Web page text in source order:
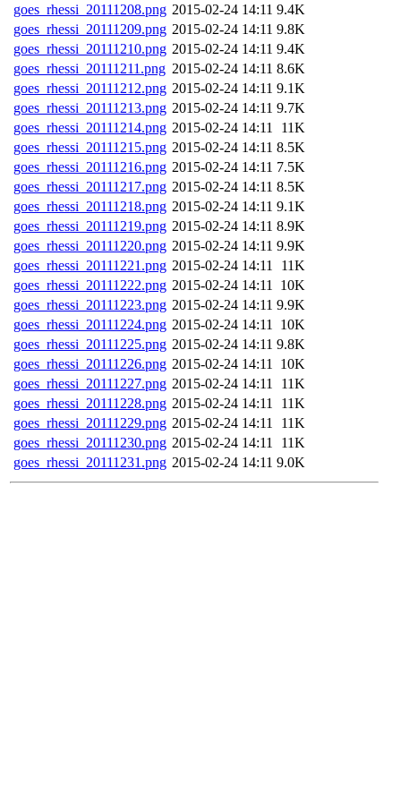
goes_rhessi_20111208.png 2015-02-24 14:11 9.4K
goes_rhessi_20111209.png 2015-02-24 14:11 9.8K
goes_rhessi_20111210.png 2015-02-24 14:11 9.4K
goes_rhessi_20111211.png 2015-02-24 14:11 8.6K
goes_rhessi_20111212.png 2015-02-24 14:11 9.1K
goes_rhessi_20111213.png 2015-02-24 14:11 9.7K
goes_rhessi_20111214.png 2015-02-24 14:11
11K
goes_rhessi_20111215.png 2015-02-24 14:11 8.5K
goes_rhessi_20111216.png 2015-02-24 14:11 7.5K
goes_rhessi_20111217.png 2015-02-24 14:11 8.5K
goes_rhessi_20111218.png 2015-02-24 14:11 9.1K
goes_rhessi_20111219.png 2015-02-24 14:11 8.9K
goes_rhessi_20111220.png 2015-02-24 14:11 9.9K
goes_rhessi_20111221.png 2015-02-24 14:11
11K
goes_rhessi_20111222.png 2015-02-24 14:11 10K
goes_rhessi_20111223.png 2015-02-24 14:11 9.9K
goes_rhessi_20111224.png 2015-02-24 14:11 10K
goes_rhessi_20111225.png 2015-02-24 14:11 9.8K
goes_rhessi_20111226.png 2015-02-24 14:11 10K
goes_rhessi_20111227.png 2015-02-24 14:11
11K
goes_rhessi_20111228.png 2015-02-24 14:11
11K
goes_rhessi_20111229.png 2015-02-24 14:11
11K
goes_rhessi_20111230.png 2015-02-24 14:11
11K
goes_rhessi_20111231.png 2015-02-24 14:11 9.0K